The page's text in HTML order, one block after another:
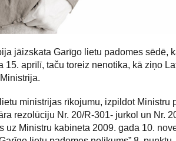
jāizskata Garīgo lietu padomes sēdē,
15. aprīlī, taču toreiz nenotika, kā ziņo
ministrijas rīkojumu, izpildot Ministru
rezolūciju Nr. 20/R-301- jurkol un Nr.
uz Ministru kabineta 2009. gada 10.